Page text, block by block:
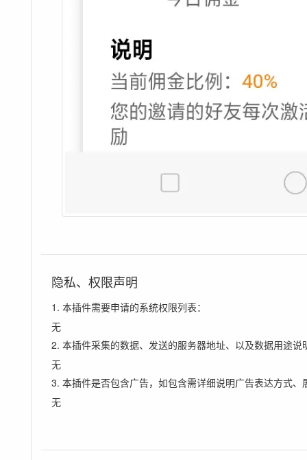
隐私、权限声明
1. 本插件需要申请的系统权限列表：
无
2. 本插件采集的数据、发送的服务器地址、以及数据用途说
无
3. 本插件是否包含广告，如包含需详细说明广告表达方式、
无